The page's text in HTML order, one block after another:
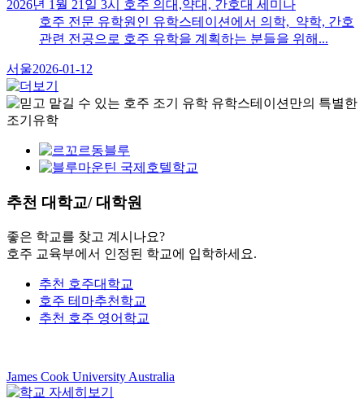
2026년 1월 21일 3시 호주 의대,약대, 간호대 세미나
호주 전문 유학원인 유학스테이션에서 의학, 약학, 간호
관련 전공으로 호주 유학을 계획하는 분들을 위해...
서울2026-01-12
추천 대학교/ 대학원
좋은 학교를 찾고 계시나요?
호주 교육부에서 인정된 학교에 입학하세요.
추천 호주대학교
호주 테마추천학교
추천 호주 영어학교
James Cook University Australia